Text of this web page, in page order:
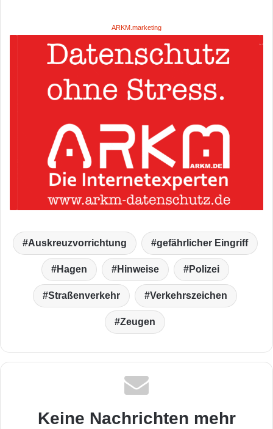
ARKM.marketing
Auskreuzvorrichtung gefährlicher Eingriff
Hagen Hinweise Polizei
Straßenverkehr Verkehrszeichen
Zeugen
Keine Nachrichten mehr